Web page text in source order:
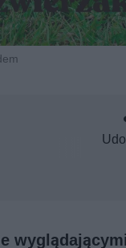
wyglądającymi